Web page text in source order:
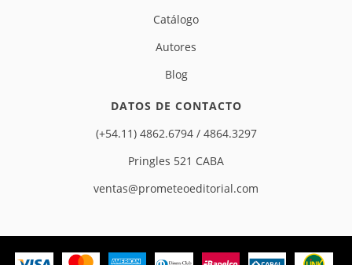
Catálogo
Autores
Blog
DATOS DE CONTACTO
(+54.11) 4862.6794 / 4864.3297
Pringles 521 CABA
ventas@prometeoeditorial.com